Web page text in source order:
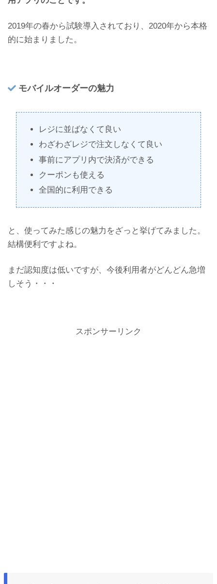
2019年の春から試験導入されており、2020年から本格
的に始まりました。
モバイルオーダーの魅力
レジに並ばなくて良い
わざわざレジで注文しなくて良い
事前にアプリ内で決済ができる
クーポンも使える
全国的に利用できる
と、使ってみた感じの魅力をざっと挙げてみました。
結構便利ですよね。
まだ認知度は低いですが、今後利用者がどんどん急増
しそう・・・
スポンサーリンク